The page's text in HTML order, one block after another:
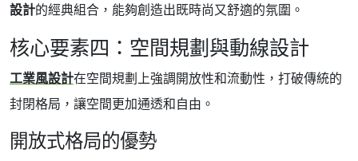
設計的經典組合，能夠創造出既時尚又舒適的氛圍。
核心要素四：空間規劃與動線設計
工業風設計在空間規劃上強調開放性和流動性，打破傳統的
封閉格局，讓空間更加通透和自由。
開放式格局的優勢